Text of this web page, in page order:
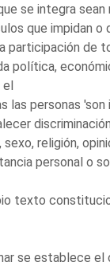
se integra
que impidan o
participación de
política,
el
las personas 'son
sexo, religión,
personal o
texto
se establece